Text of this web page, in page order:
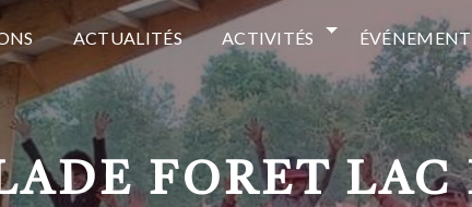
ACTUALITÉS ACTIVITÉS
FORET